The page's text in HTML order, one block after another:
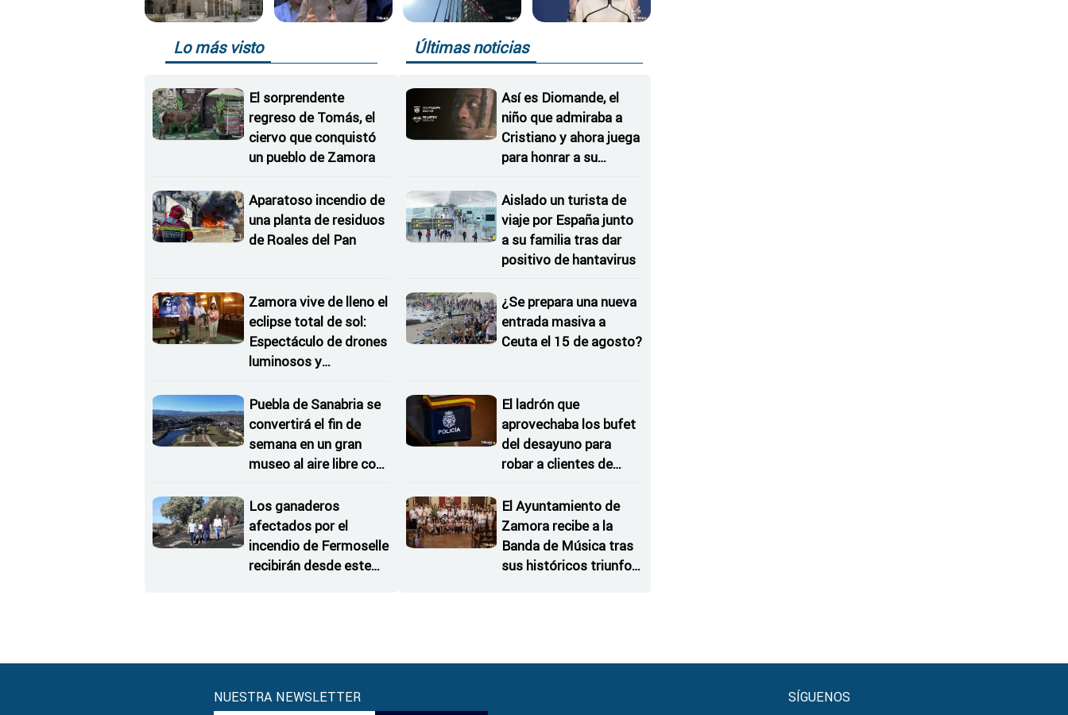
Lo más visto
El sorprendente
regreso de Tomás, el
ciervo que conquistó
un pueblo de Zamora
Aparatoso incendio de
una planta de residuos
de Roales del Pan
Zamora vive de lleno el
eclipse total de sol:
Espectáculo de drones
luminosos y
Estrellas
Puebla de Sanabria se
convertirá el fin de
semana en un gran
museo al aire libre con
Los ganaderos
afectados por el
incendio de Fermoselle
recibirán desde este
Últimas noticias
Así es Diomande, el
niño que admiraba a
Cristiano y ahora juega
para honrar a su
Aislado un turista de
viaje por España junto
a su familia tras dar
positivo de hantavirus
¿Se prepara una nueva
entrada masiva a
Ceuta el 15 de agosto?
El ladrón que
aprovechaba los bufet
del desayuno para
robar a clientes de
El Ayuntamiento de
Zamora recibe a la
Banda de Música tras
sus históricos triunfos
NUESTRA NEWSLETTER SÍGUENOS